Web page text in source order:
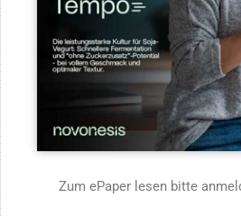
Zum ePaper lesen bitte